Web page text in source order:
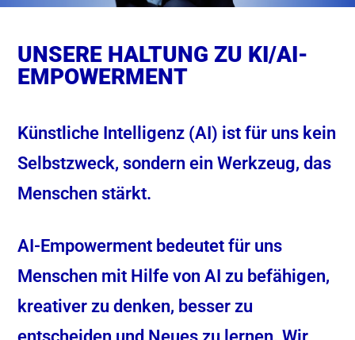
UNSERE HALTUNG ZU KI/AI-
EMPOWERMENT
Künstliche Intelligenz (AI) ist für uns kein
Selbstzweck, sondern ein Werkzeug, das
Menschen stärkt.
AI-Empowerment bedeutet für uns
Menschen mit Hilfe von AI zu befähigen,
kreativer zu denken, besser zu